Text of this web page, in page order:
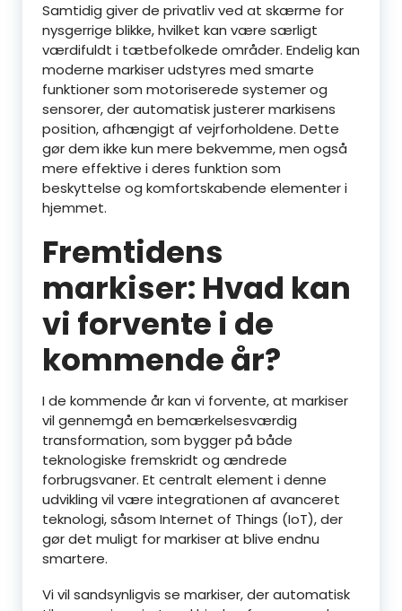
Samtidig giver de privatliv ved at skærme for
nysgerrige blikke, hvilket kan være særligt
værdifuldt i tætbefolkede områder. Endelig kan
moderne markiser udstyres med smarte
funktioner som motoriserede systemer og
sensorer, der automatisk justerer markisens
position, afhængigt af vejrforholdene. Dette
gør dem ikke kun mere bekvemme, men også
mere effektive i deres funktion som
beskyttelse og komfortskabende elementer i
hjemmet.
Fremtidens
markiser: Hvad kan
vi forvente i de
kommende år?
I de kommende år kan vi forvente, at markiser
vil gennemgå en bemærkelsesværdig
transformation, som bygger på både
teknologiske fremskridt og ændrede
forbrugsvaner. Et centralt element i denne
udvikling vil være integrationen af avanceret
teknologi, såsom Internet of Things (IoT), der
gør det muligt for markiser at blive endnu
smartere.
Vi vil sandsynligvis se markiser, der automatisk